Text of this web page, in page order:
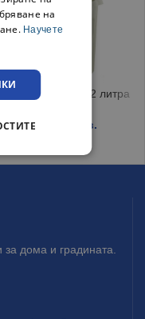
с цедка Сиво 12 литра
2.69 / 5.26 лв.
дома и градината.
на
Научете